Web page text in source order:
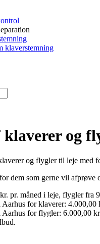
klaverstemning
og
og flygler til leje med
dem som gerne vil afprøve
pr. måned i leje, flygler fra
for klaverer: 4.000,00
for flygler: 6.000,00